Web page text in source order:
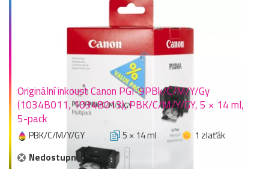
Originální inkoust Canon PGI-9PBk/C/M/Y/Gy
(1034B011, 1034B013), PBK/C/M/Y/GY, 5 × 14 ml,
5-pack
PBK/C/M/Y/GY 5 × 14 ml
1 zlaťák
Nedostupné